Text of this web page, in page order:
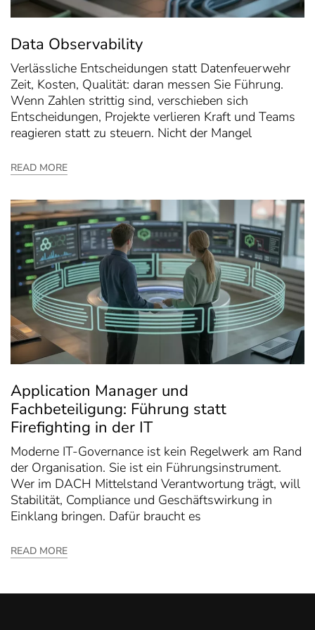
Data Observability
Verlässliche Entscheidungen statt Datenfeuerwehr
Zeit, Kosten, Qualität: daran messen Sie Führung.
Wenn Zahlen strittig sind, verschieben sich
Entscheidungen, Projekte verlieren Kraft und Teams
reagieren statt zu steuern. Nicht der Mangel
READ MORE
Application Manager und
Fachbeteiligung: Führung statt
Firefighting in der IT
Moderne IT-Governance ist kein Regelwerk am Rand
der Organisation. Sie ist ein Führungsinstrument.
Wer im DACH Mittelstand Verantwortung trägt, will
Stabilität, Compliance und Geschäftswirkung in
Einklang bringen. Dafür braucht es
READ MORE